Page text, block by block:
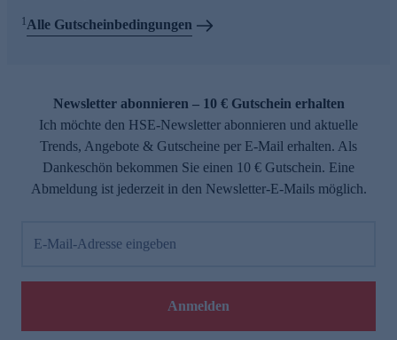
1Alle Gutscheinbedingungen
Newsletter abonnieren – 10 € Gutschein erhalten
Ich möchte den HSE-Newsletter abonnieren und aktuelle
Trends, Angebote & Gutscheine per E-Mail erhalten. Als
Dankeschön bekommen Sie einen 10 € Gutschein. Eine
Abmeldung ist jederzeit in den Newsletter-E-Mails möglich.
E-Mail-Adresse eingeben
Anmelden